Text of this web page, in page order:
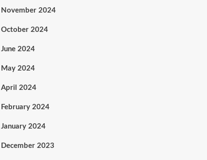
November 2024
October 2024
June 2024
May 2024
April 2024
February 2024
January 2024
December 2023